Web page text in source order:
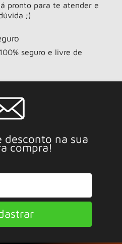
pronto para te atender e
;)
seguro e livre de
desconto na sua
compra!